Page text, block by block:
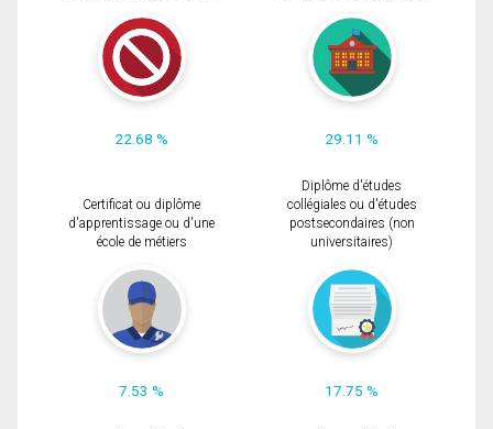
22.68 % 29.11 %
Certificat ou diplôme
d'apprentissage ou d'une
école de métiers
7.53 %
Diplôme d'études
collégiales ou d'études
postsecondaires (non
universitaires)
17.75 %